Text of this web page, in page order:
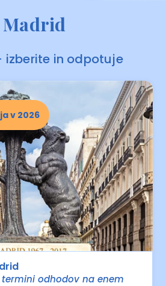
Madrid
izberite in odpotuje
v 2026
odhodov na enem